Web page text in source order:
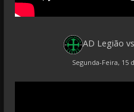
AD Legião
Segunda-Feira,